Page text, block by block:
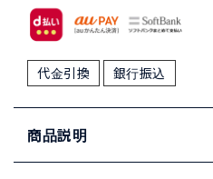
代金引換 銀行振込
商品説明